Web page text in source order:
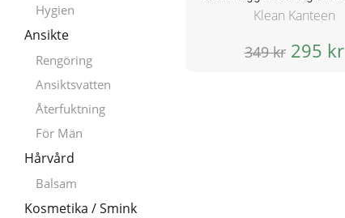
Hygien
Ansikte
Rengöring
Ansiktsvatten
Återfuktning
För Män
Hårvård
Balsam
Kosmetika / Smink
Klean Kanteen
349 kr295 kr